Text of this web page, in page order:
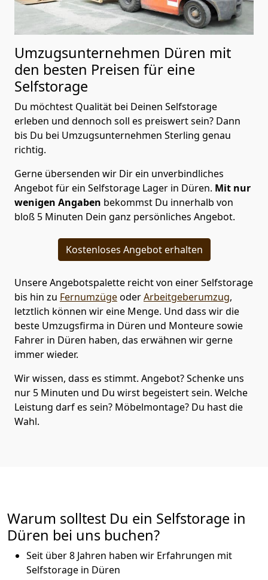
Umzugsunternehmen Düren mit
den besten Preisen für eine
Selfstorage
Du möchtest Qualität bei Deinen Selfstorage
erleben und dennoch soll es preiswert sein? Dann
bis Du bei Umzugsunternehmen Sterling genau
richtig.
Gerne übersenden wir Dir ein unverbindliches
Angebot für ein Selfstorage Lager in Düren. Mit nur
wenigen Angaben bekommst Du innerhalb von
bloß 5 Minuten Dein ganz persönliches Angebot.
Kostenloses Angebot erhalten
Unsere Angebotspalette reicht von einer Selfstorage
bis hin zu FernumzügeoderArbeitgeberumzug,
letztlich können wir eine Menge. Und dass wir die
beste Umzugsfirma in Düren und Monteure sowie
Fahrer in Düren haben, das erwähnen wir gerne
immer wieder.
Wir wissen, dass es stimmt. Angebot? Schenke uns
nur 5 Minuten und Du wirst begeistert sein. Welche
Leistung darf es sein? Möbelmontage? Du hast die
Wahl.
Warum solltest Du ein Selfstorage in
Düren bei uns buchen?
Seit über 8 Jahren haben wir Erfahrungen mit
Selfstorage in Düren